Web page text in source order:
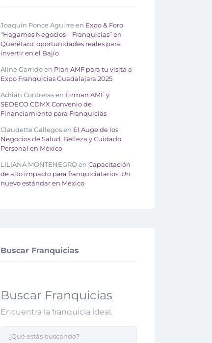
Joaquín Ponce Aguirreen Expo & Foro
“Hagamos Negocios – Franquicias” en
Querétaro: oportunidades reales para
invertir en el Bajío
Aline Garridoen Plan AMF para tu visita a
Expo Franquicias Guadalajara 2025
Adrián Contrerasen Firman AMF y
SEDECO CDMX Convenio de
Financiamiento para Franquicias
Claudette Gallegosen El Auge de los
Negocios de Salud, Belleza y Cuidado
Personal en México
LILIANA MONTENEGROen Capacitación
de alto impacto para franquiciatarios: Un
nuevo estándar en México
Buscar Franquicias
Buscar Franquicias
Encuentra la franquicia ideal.